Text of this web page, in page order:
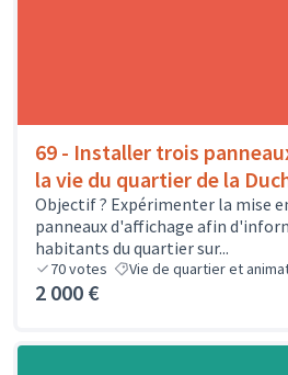
69 - Installer trois
la vie du quartier de la
Objectif ? Expérimenter la mise
panneaux d'affichage afin
habitants du quartier sur...
70votes Vie de quartier et
2 000 €